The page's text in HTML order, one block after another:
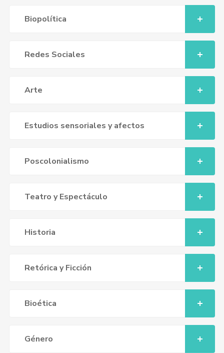
Biopolítica
Redes Sociales
Arte
Estudios sensoriales y afectos
Poscolonialismo
Teatro y Espectáculo
Historia
Retórica y Ficción
Bioética
Género